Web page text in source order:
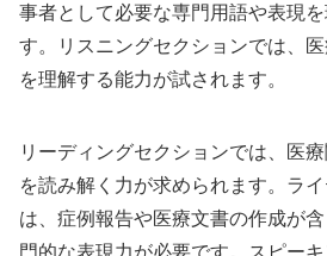
事者として必要な専門用語や表現
す。リスニングセクションでは、
を理解する能力が試されます。
リーディングセクションでは、医
を読み解く力が求められます。ラ
は、症例報告や医療文書の作成が